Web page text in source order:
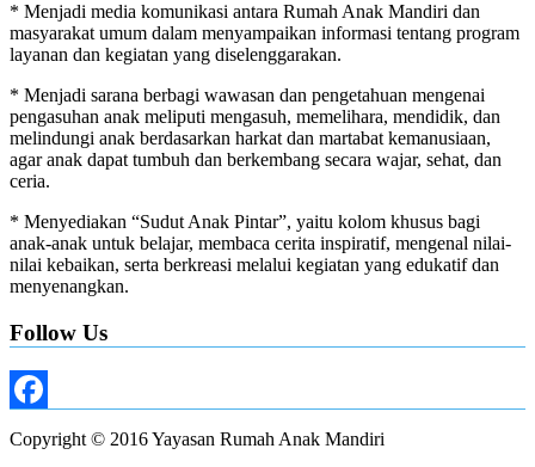
* Menjadi media komunikasi antara Rumah Anak Mandiri dan
masyarakat umum dalam menyampaikan informasi tentang program
layanan dan kegiatan yang diselenggarakan.
* Menjadi sarana berbagi wawasan dan pengetahuan mengenai
pengasuhan anak meliputi mengasuh, memelihara, mendidik, dan
melindungi anak berdasarkan harkat dan martabat kemanusiaan,
agar anak dapat tumbuh dan berkembang secara wajar, sehat, dan
ceria.
* Menyediakan “Sudut Anak Pintar”, yaitu kolom khusus bagi
anak-anak untuk belajar, membaca cerita inspiratif, mengenal nilai-
nilai kebaikan, serta berkreasi melalui kegiatan yang edukatif dan
menyenangkan.
Follow Us
Copyright © 2016 Yayasan Rumah Anak Mandiri